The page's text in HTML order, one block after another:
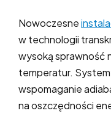
Nowoczesne
w technologii
wysoką sprawność
temperatur.
wspomaganie
na oszczędności